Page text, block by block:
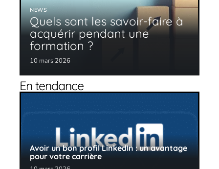
NEWS
Quels sont les savoir-faire à
acquérir pendant une
formation ?
10 mars 2026
En tendance
Avoir un bon profil LinkedIn : un avantage
pour votre carrière